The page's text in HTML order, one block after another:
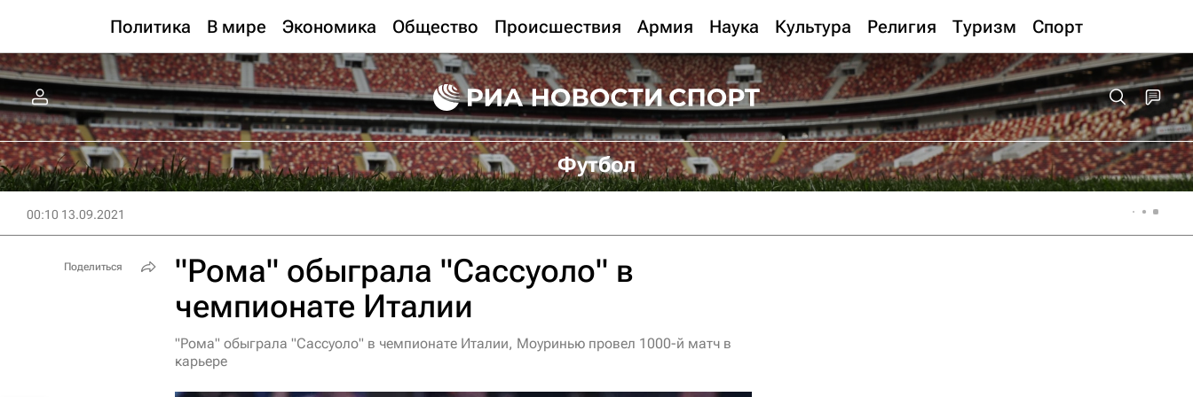
Политика В мире Экономика Общество Происшествия Армия Наука Культура Религия Туризм Спорт
Футбол
00:10 13.09.2021
"Рома" обыграла "Сассуоло" в
чемпионате Италии
"Рома" обыграла "Сассуоло" в чемпионате Италии, Моуринью провел 1000-й матч в
карьере
Поделиться